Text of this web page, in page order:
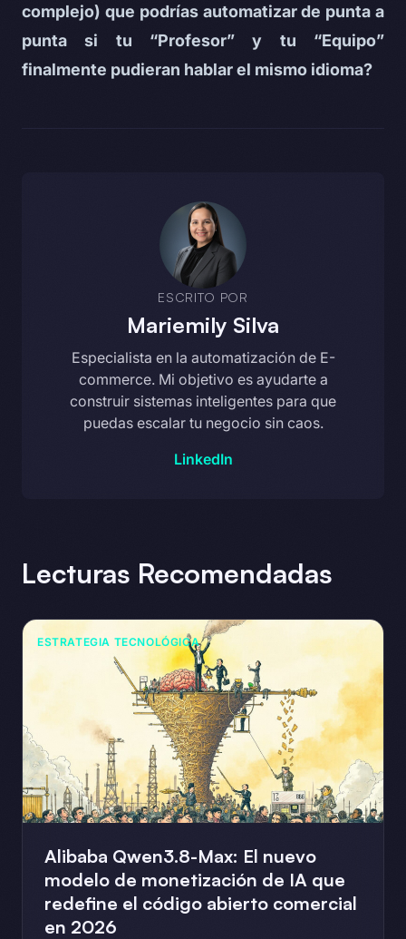
complejo) que podrías automatizar de punta a
punta si tu “Profesor” y tu “Equipo”
finalmente pudieran hablar el mismo idioma?
ESCRITO POR
Mariemily Silva
Especialista en la automatización de E-
commerce. Mi objetivo es ayudarte a
construir sistemas inteligentes para que
puedas escalar tu negocio sin caos.
LinkedIn
Lecturas Recomendadas
ESTRATEGIA TECNOLÓGICA
Alibaba Qwen3.8-Max: El nuevo
modelo de monetización de IA que
redefine el código abierto comercial
en 2026